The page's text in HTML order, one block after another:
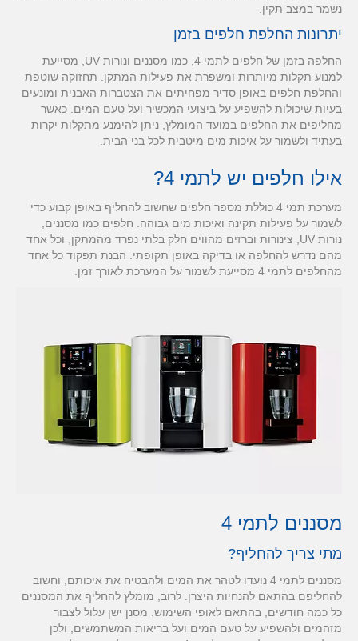
נשמר במצב תקין.
יתרונות החלפת חלפים בזמן
החלפה בזמן של חלפים לתמי 4, כמו מסננים ונורות UV, מסייעת
למנוע תקלות מיותרות ומשפרת את פעילות המתקן. תחזוקה שוטפת
והחלפת חלפים באופן סדיר מפחיתים את הצטברות האבנית ומונעים
בעיות שיכולות להשפיע על ביצועי המכשיר ועל טעם המים. כאשר
מחליפים את החלפים במועד המומלץ, ניתן להימנע מתקלות יקרות
בעתיד ולשמור על איכות מים מיטבית לכל בני הבית.
אילו חלפים יש לתמי 4?
מערכת תמי 4 כוללת מספר חלפים שחשוב להחליף באופן קבוע כדי
לשמור על פעילות תקינה ואיכות מים גבוהה. חלפים כמו מסננים,
נורות UV, צינורות וברזים מהווים חלק בלתי נפרד מהמתקן, וכל אחד
מהם נדרש להחלפה או בדיקה באופן תקופתי. הבנת תפקוד כל אחד
מהחלפים לתמי 4 מסייעת לשמור על המערכת לאורך זמן.
מסננים לתמי 4
מתי צריך להחליף?
מסננים לתמי 4 נועדו לטהר את המים ולהבטיח את איכותם, וחשוב
להחליפם בהתאם להנחיות היצרן. לרוב, מומלץ להחליף את המסננים
כל כמה חודשים, בהתאם לאופי השימוש. מסנן ישן עלול לצבור
מזהמים ולהשפיע על טעם המים ועל בריאות המשתמשים, ולכן